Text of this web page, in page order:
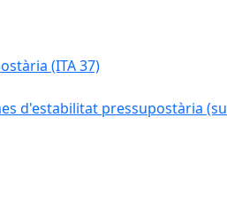
(ITA 37)
d'estabilitat pressupostària